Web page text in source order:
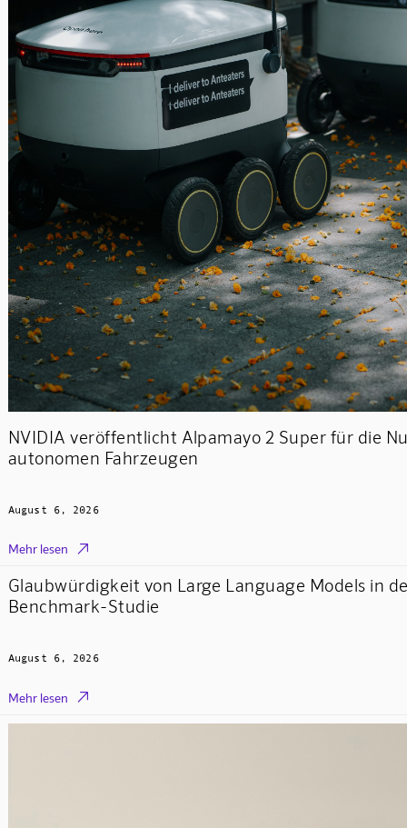
NVIDIA veröffentlicht Alpamayo 2 Super für die
autonomen Fahrzeugen
August 6, 2026
Mehr lesen 
Glaubwürdigkeit von Large Language Models in
Benchmark-Studie
August 6, 2026
Mehr lesen 